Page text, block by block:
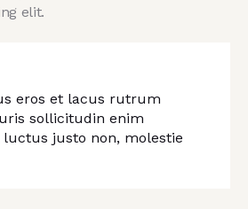
elit.
eros et lacus rutrum
sollicitudin enim
justo non, molestie